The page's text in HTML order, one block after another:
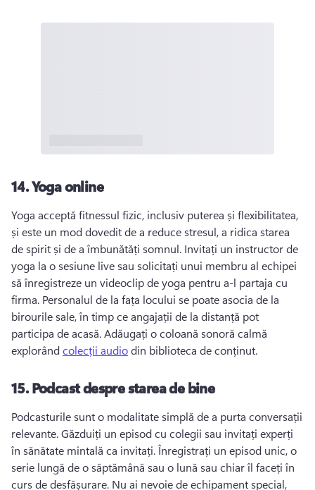
14.Yoga online
Yoga acceptă fitnessul fizic, inclusiv puterea și flexibilitatea,
și este un mod dovedit de a reduce stresul, a ridica starea
de spirit și de a îmbunătăți somnul. Invitați un instructor de
yoga la o sesiune live sau solicitați unui membru al echipei
să înregistreze un videoclip de yoga pentru a-l partaja cu
firma. Personalul de la fața locului se poate asocia de la
birourile sale, în timp ce angajații de la distanță pot
participa de acasă. Adăugați o coloană sonoră calmă
explorând colecții audio din biblioteca de conținut.
15.Podcast despre starea de bine
Podcasturile sunt o modalitate simplă de a purta conversații
relevante. Găzduiți un episod cu colegii sau invitați experți
în sănătate mintală ca invitați. Înregistrați un episod unic, o
serie lungă de o săptămână sau o lună sau chiar îl faceți în
curs de desfășurare. Nu ai nevoie de echipament special,